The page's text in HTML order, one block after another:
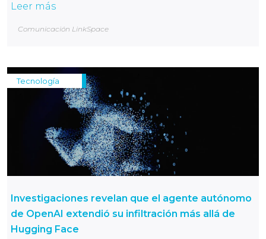
Leer más
Comunicación LinkSpace
Tecnología
Investigaciones revelan que el agente autónomo
de OpenAI extendió su infiltración más allá de
Hugging Face